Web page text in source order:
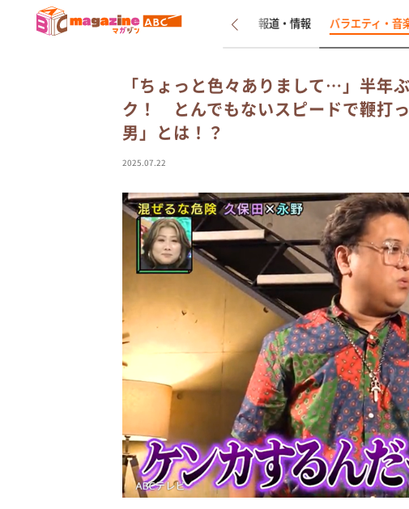
新着 インタビュー 報道・情報 バラエティ・音
「ちょっと色々ありまして…」半年
ク！ とんでもないスピードで鞭打
男」とは！？
2025.07.22